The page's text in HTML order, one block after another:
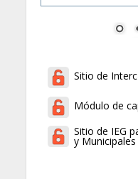
Sitio de
Módulo de
Sitio de IEG
y Municipales